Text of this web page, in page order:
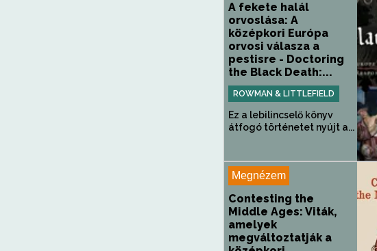
A fekete halál
orvoslása: A
középkori Európa
orvosi válasza a
pestisre - Doctoring
the Black Death:...
ROWMAN & LITTLEFIELD
Ez a lebilincselő könyv
átfogó történetet nyújt a...
Megnézem
Contesting the
Middle Ages: Viták,
amelyek
megváltoztatják a